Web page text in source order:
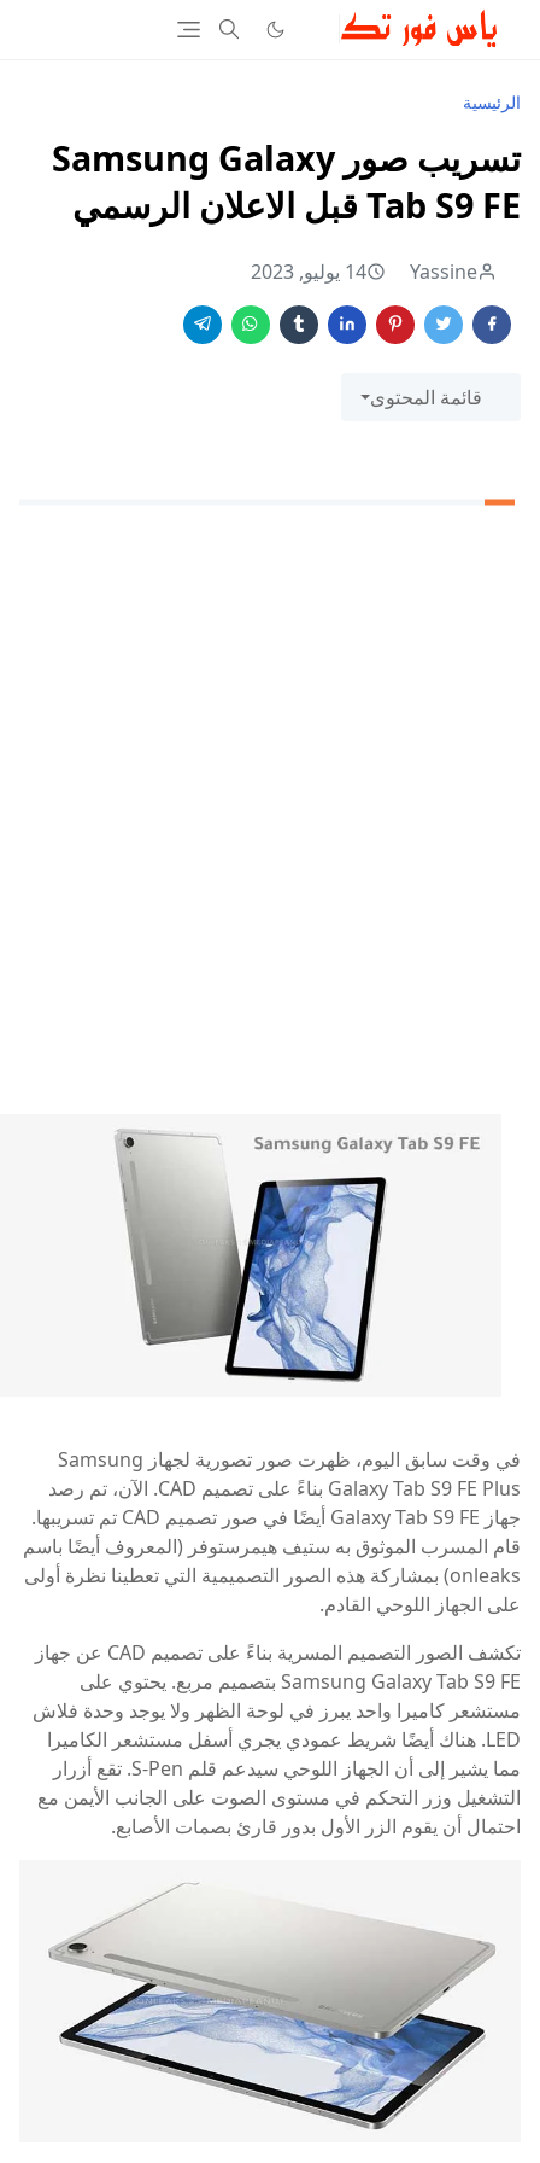
الرئيسية
تسريب صور Samsung Galaxy
Tab S9 FE قبل الاعلان الرسمي
Yassine 14 يوليو, 2023
قائمة المحتوى
في وقت سابق اليوم، ظهرت صور تصورية لجهاز Samsung
Galaxy Tab S9 FE Plus بناءً على تصميم CAD. الآن، تم رصد
جهاز Galaxy Tab S9 FE أيضًا في صور تصميم CAD تم تسريبها.
قام المسرب الموثوق به ستيف هيمرستوفر (المعروف أيضًا باسم
onleaks) بمشاركة هذه الصور التصميمية التي تعطينا نظرة أولى
على الجهاز اللوحي القادم.
تكشف الصور التصميم المسرية بناءً على تصميم CAD عن جهاز
Samsung Galaxy Tab S9 FE بتصميم مربع. يحتوي على
مستشعر كاميرا واحد يبرز في لوحة الظهر ولا يوجد وحدة فلاش
LED. هناك أيضًا شريط عمودي يجري أسفل مستشعر الكاميرا
مما يشير إلى أن الجهاز اللوحي سيدعم قلم S-Pen. تقع أزرار
التشغيل وزر التحكم في مستوى الصوت على الجانب الأيمن مع
احتمال أن يقوم الزر الأول بدور قارئ بصمات الأصابع.